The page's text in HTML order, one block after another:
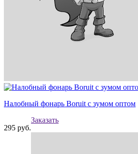
Налобный фонарь Boruit с зумом оптом
295 руб.
Заказать